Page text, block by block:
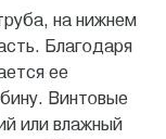
на нижнем
Благодаря
ее
Винтовые
или влажный